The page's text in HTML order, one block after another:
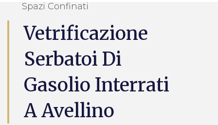
Spazi Confinati
Vetrificazione
Serbatoi Di
Gasolio Interrati
A Avellino